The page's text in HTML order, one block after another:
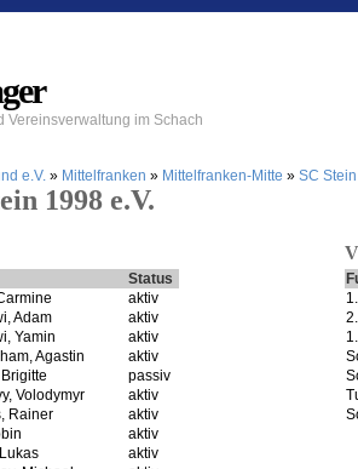
Vereinsverwaltung im Schach
e.V. » Mittelfranken » Mittelfranken-Mitte » SC
1998 e.V.
Status
aktiv
Adam
aktiv
Yamin
aktiv
Agastin
aktiv
passiv
Volodymyr
aktiv
Rainer
aktiv
aktiv
aktiv